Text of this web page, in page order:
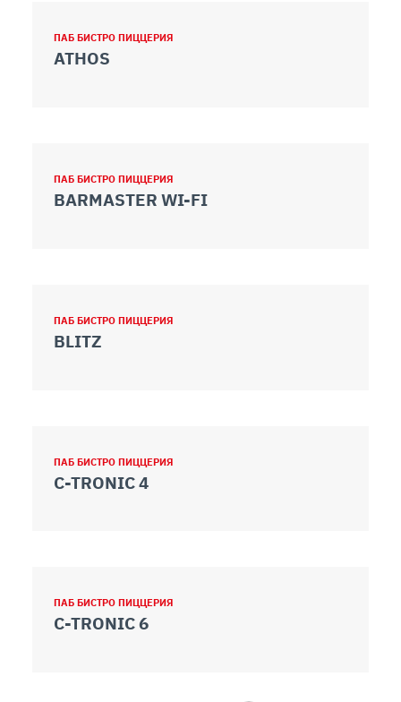
ПАБ БИСТРО ПИЦЦЕРИЯ
ATHOS
ПАБ БИСТРО ПИЦЦЕРИЯ
BARMASTER WI-FI
ПАБ БИСТРО ПИЦЦЕРИЯ
BLITZ
ПАБ БИСТРО ПИЦЦЕРИЯ
C-TRONIC 4
ПАБ БИСТРО ПИЦЦЕРИЯ
C-TRONIC 6